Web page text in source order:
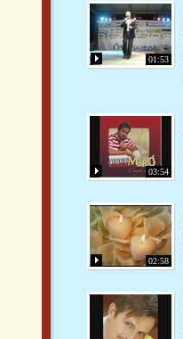
01:53
03:54
02:58